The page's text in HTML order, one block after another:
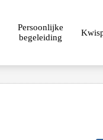
Persoonlijke
begeleiding